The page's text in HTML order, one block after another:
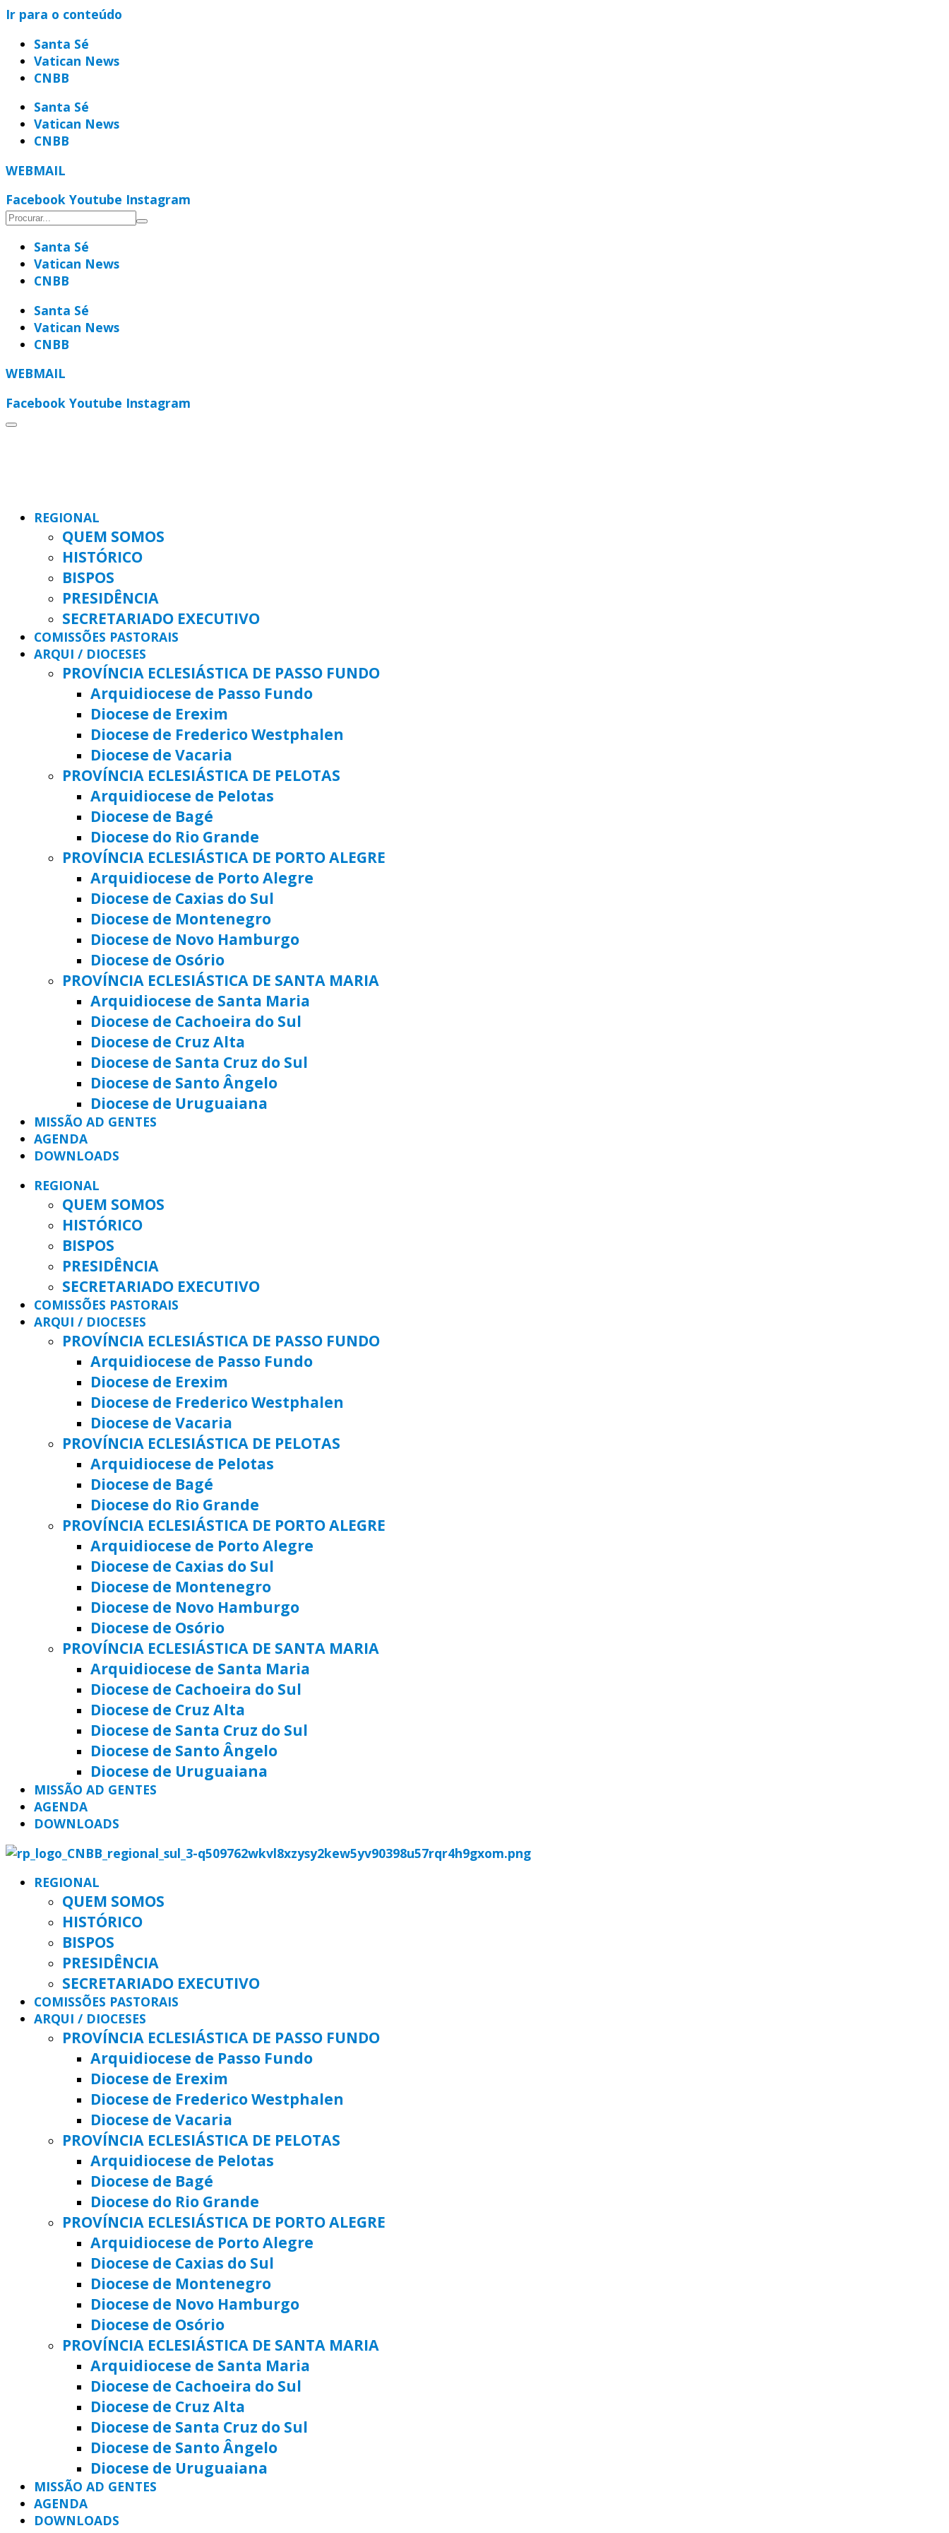
Ir para o conteúdo
Santa Sé
Vatican News
CNBB
Santa Sé
Vatican News
CNBB
WEBMAIL
Facebook Youtube Instagram
Santa Sé
Vatican News
CNBB
Santa Sé
Vatican News
CNBB
WEBMAIL
Facebook Youtube Instagram
REGIONAL
QUEM SOMOS
HISTÓRICO
BISPOS
PRESIDÊNCIA
SECRETARIADO EXECUTIVO
COMISSÕES PASTORAIS
ARQUI / DIOCESES
PROVÍNCIA ECLESIÁSTICA DE PASSO FUNDO
Arquidiocese de Passo Fundo
Diocese de Erexim
Diocese de Frederico Westphalen
Diocese de Vacaria
PROVÍNCIA ECLESIÁSTICA DE PELOTAS
Arquidiocese de Pelotas
Diocese de Bagé
Diocese do Rio Grande
PROVÍNCIA ECLESIÁSTICA DE PORTO ALEGRE
Arquidiocese de Porto Alegre
Diocese de Caxias do Sul
Diocese de Montenegro
Diocese de Novo Hamburgo
Diocese de Osório
PROVÍNCIA ECLESIÁSTICA DE SANTA MARIA
Arquidiocese de Santa Maria
Diocese de Cachoeira do Sul
Diocese de Cruz Alta
Diocese de Santa Cruz do Sul
Diocese de Santo Ângelo
Diocese de Uruguaiana
MISSÃO AD GENTES
AGENDA
DOWNLOADS
REGIONAL
QUEM SOMOS
HISTÓRICO
BISPOS
PRESIDÊNCIA
SECRETARIADO EXECUTIVO
COMISSÕES PASTORAIS
ARQUI / DIOCESES
PROVÍNCIA ECLESIÁSTICA DE PASSO FUNDO
Arquidiocese de Passo Fundo
Diocese de Erexim
Diocese de Frederico Westphalen
Diocese de Vacaria
PROVÍNCIA ECLESIÁSTICA DE PELOTAS
Arquidiocese de Pelotas
Diocese de Bagé
Diocese do Rio Grande
PROVÍNCIA ECLESIÁSTICA DE PORTO ALEGRE
Arquidiocese de Porto Alegre
Diocese de Caxias do Sul
Diocese de Montenegro
Diocese de Novo Hamburgo
Diocese de Osório
PROVÍNCIA ECLESIÁSTICA DE SANTA MARIA
Arquidiocese de Santa Maria
Diocese de Cachoeira do Sul
Diocese de Cruz Alta
Diocese de Santa Cruz do Sul
Diocese de Santo Ângelo
Diocese de Uruguaiana
MISSÃO AD GENTES
AGENDA
DOWNLOADS
REGIONAL
QUEM SOMOS
HISTÓRICO
BISPOS
PRESIDÊNCIA
SECRETARIADO EXECUTIVO
COMISSÕES PASTORAIS
ARQUI / DIOCESES
PROVÍNCIA ECLESIÁSTICA DE PASSO FUNDO
Arquidiocese de Passo Fundo
Diocese de Erexim
Diocese de Frederico Westphalen
Diocese de Vacaria
PROVÍNCIA ECLESIÁSTICA DE PELOTAS
Arquidiocese de Pelotas
Diocese de Bagé
Diocese do Rio Grande
PROVÍNCIA ECLESIÁSTICA DE PORTO ALEGRE
Arquidiocese de Porto Alegre
Diocese de Caxias do Sul
Diocese de Montenegro
Diocese de Novo Hamburgo
Diocese de Osório
PROVÍNCIA ECLESIÁSTICA DE SANTA MARIA
Arquidiocese de Santa Maria
Diocese de Cachoeira do Sul
Diocese de Cruz Alta
Diocese de Santa Cruz do Sul
Diocese de Santo Ângelo
Diocese de Uruguaiana
MISSÃO AD GENTES
AGENDA
DOWNLOADS